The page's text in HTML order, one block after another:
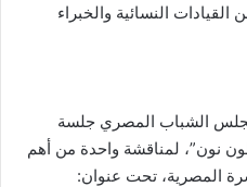
النسائية والخبراء
مجلس الشباب المصري جلسة
نون”، لمناقشة واحدة من أهم
المصرية، تحت عنوان: